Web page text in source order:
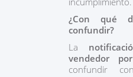
¿Con qué
confundir?
La
vendedor
confundir